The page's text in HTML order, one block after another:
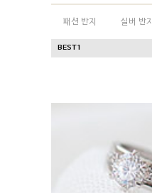
패션 반지 실버 반지
BEST1